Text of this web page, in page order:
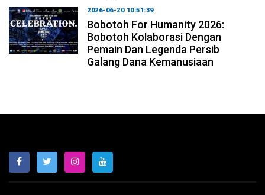
2026-06-20 10:51:39
Bobotoh For Humanity 2026:
Bobotoh Kolaborasi Dengan
Pemain Dan Legenda Persib
Galang Dana Kemanusiaan